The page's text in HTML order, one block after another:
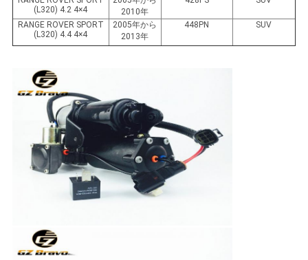
PRIVACY
POLICY
(L320) 4.2 4×4
2010年
RANGE ROVER SPORT
(L320) 4.4 4×4
2005年から
2013年
448PN SUV